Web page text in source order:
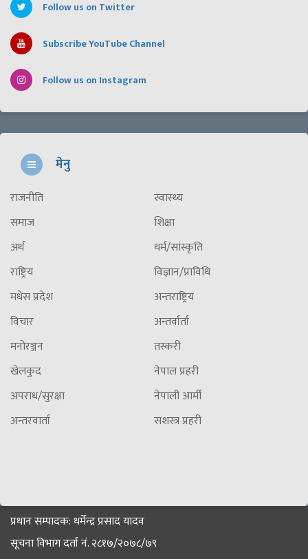
Follow us on Twitter
Subscribe YouTube Channel
Follow us on Instagram
मेनु
राजनीति
समाज
अर्थ
राष्ट्रिय
मधेस प्रदेश
विचार
मनोरञ्जन
खेलकुद
अपराध/सुरक्षा
अन्तरवार्ता
स्वास्थ्य
शिक्षा
धर्म/सांस्कृति
विज्ञान/प्राविधि
अन्तराष्ट्रिय
अन्तर्वार्ता
तस्करी
नेपाल प्रहरी
नेपाली आर्मी
सशस्त्र प्रहरी
प्रधान सम्पादक: धर्मेन्द्र प्रसाद यादव
सूचना विभाग दर्ता नं. २८१७/२०७८/७९